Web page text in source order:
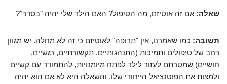
שאלה: אם זה אוטיזם, מה הטיפול? האם הילד שלי יהיה "בסדר"?
תשובה: כמו שאמרנו, אין "תרופה" לאוטיזם כי זה לא מחלה. יש מגוון
רחב של טיפולים ותמיכות (התנהגותיים, תקשורתיים, רגשיים,
חושיים) שמטרתם לעזור לילד לפתח מיומנויות, להתמודד עם קשיים
ולמצות את הפוטנציאל הייחודי שלו. והשאלה היא לא אם הוא יהיה